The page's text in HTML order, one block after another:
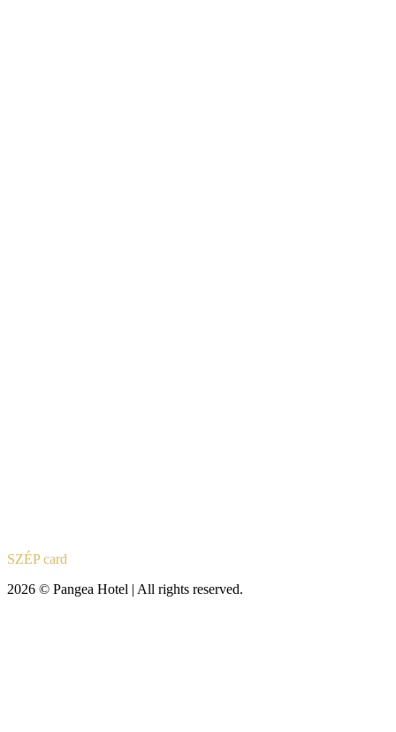
SZÉP card
2026 © Pangea Hotel | All rights reserved.